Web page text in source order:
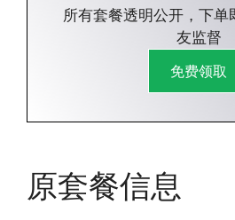
所有套餐透明公开，下单
友监督
免费领取
原套餐信息